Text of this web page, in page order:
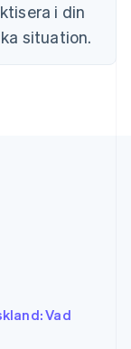
i din
situation.
Vad